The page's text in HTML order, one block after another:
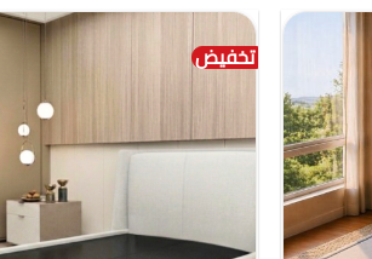
تخفيض